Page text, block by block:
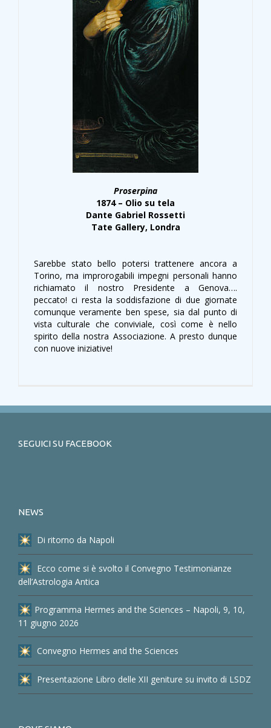
Proserpina
1874 – Olio su tela
Dante Gabriel Rossetti
Tate Gallery, Londra
Sarebbe stato bello potersi trattenere ancora a
Torino, ma improrogabili impegni personali hanno
richiamato il nostro Presidente a Genova….
peccato! ci resta la soddisfazione di due giornate
comunque veramente ben spese, sia dal punto di
vista culturale che conviviale, così come è nello
spirito della nostra Associazione. A presto dunque
con nuove iniziative!
SEGUICI SU FACEBOOK
NEWS
Di ritorno da Napoli
Ecco come si è svolto il Convegno Testimonianze
dell’Astrologia Antica
Programma Hermes and the Sciences – Napoli, 9, 10,
11 giugno 2026
Convegno Hermes and the Sciences
Presentazione Libro delle XII geniture su invito di LSDZ